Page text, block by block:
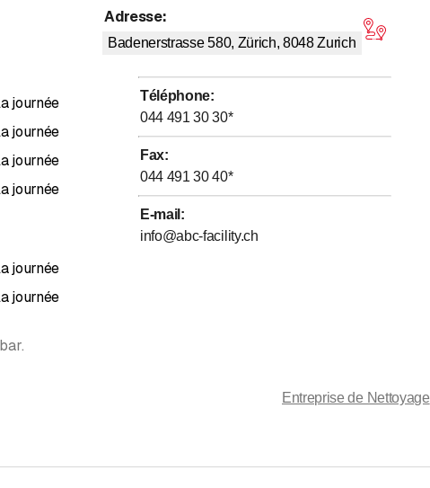
journée
journée
journée
journée
journée
journée
Adresse:
Badenerstrasse 580, Zürich, 8048 Zurich
Téléphone:
044 491 30 30*
Fax:
044 491 30 40*
E-mail :
info@abc-facility.ch
Entreprise de Nettoyage